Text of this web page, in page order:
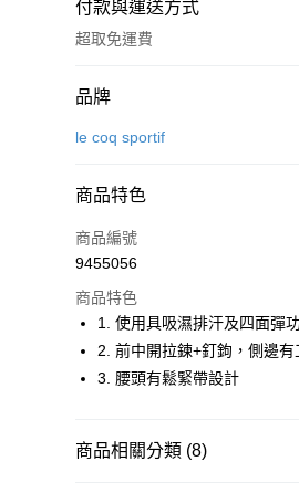
付款與運送方式
超取免運費
付款方式
信用卡一次付款
Apple Pay
街口支付
悠遊付
大哥付你分期
1.本服務由台灣大哥大提供，台灣大
AFTEE先享後付
品牌
le coq sportif
商品特色
商品編號
9455056
商品特色
1. 使用具吸濕排汗及四面彈
2. 前中開拉鍊+釘鉤，側邊
3. 腰頭有鬆緊帶設計
商品相關分類 (8)